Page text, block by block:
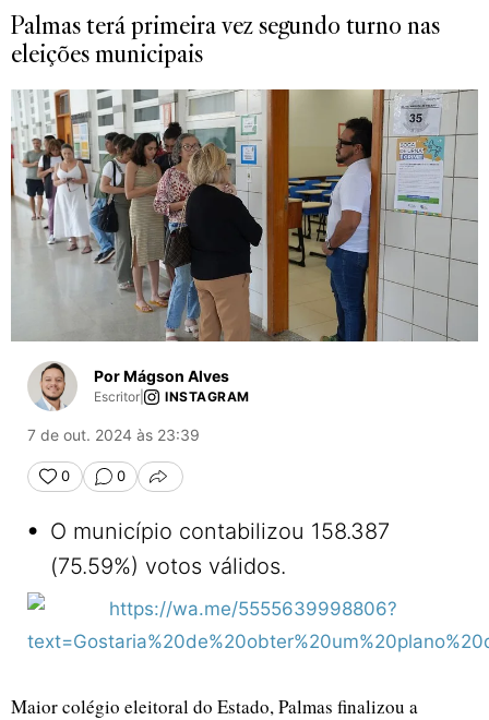
Palmas terá primeira vez segundo turno nas
eleições municipais
Por Mágson Alves
Escritor INSTAGRAM
7 de out. 2024 às 23:39
0 0 COMPARTILHAR
• O município contabilizou 158.387
(75.59%) votos válidos.
Maior colégio eleitoral do Estado, Palmas finalizou a